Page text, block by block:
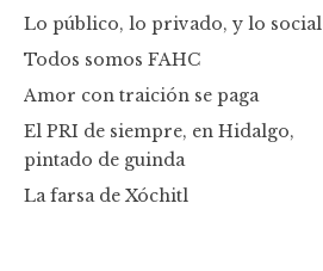
r
Lo público, lo privado, y lo social
Todos somos FAHC
Amor con traición se paga
El PRI de siempre, en Hidalgo,
pintado de guinda
La farsa de Xóchitl